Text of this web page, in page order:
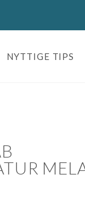
NYTTIGE TIPS